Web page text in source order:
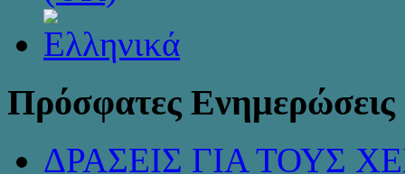
Πρόσφατες Ενημερώσεις
ΔΡΑΣΕΙΣ ΓΙΑ ΤΟΥΣ